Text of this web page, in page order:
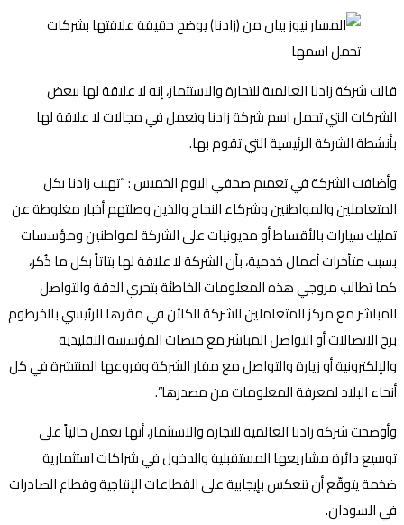
قالت شركة زادنا العالمية للتجارة والاستثمار، إنه لا علاقة لها ببعض
الشركات التي تحمل اسم شركة زادنا وتعمل في مجالات لا علاقة لها
بأنشطة الشركة الرئيسية التي تقوم بها.
وأضافت الشركة في تعميم صحفي اليوم الخميس : “تهيب زادنا بكل
المتعاملين والمواطنين وشركاء النجاح والذين وصلتهم أخبار مغلوطة عن
تمليك سيارات بالأقساط أو مديونيات على الشركة لمواطنين ومؤسسات
بسبب متأخرات أعمال خدمية، بأن الشركة لا علاقة لها بتاتاً بكل ما ذُكر،
كما تطالب مروجي هذه المعلومات الخاطئة بتحري الدقة والتواصل
المباشر مع مركز المتعاملين للشركة الكائن في مقرها الرئيسي بالخرطوم
برج الاتصالات أو التواصل المباشر مع منصات المؤسسة التقليدية
والإلكترونية أو زيارة والتواصل مع مقار الشركة وفروعها المنتشرة في كل
أنحاء البلاد لمعرفة المعلومات من مصدرها”.
وأوضحت شركة زادنا العالمية للتجارة والاستثمار، أنها تعمل حالياً على
توسيع دائرة مشاريعها المستقبلية والدخول في شراكات استثمارية
ضخمة يتوقّع أن تنعكس بإيجابية على القطاعات الإنتاجية وقطاع الصادرات
في السودان.